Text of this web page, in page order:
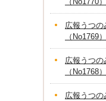
広報うつの
（No1769）
広報うつの
（No1768）
広報うつの